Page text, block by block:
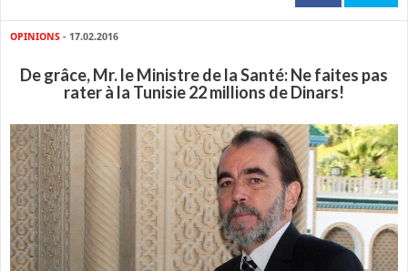
OPINIONS - 17.02.2016
De grâce, Mr. le Ministre de la Santé: Ne faites pas
rater à la Tunisie 22 millions de Dinars!